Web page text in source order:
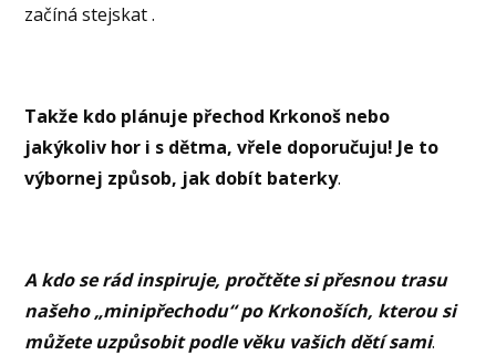
začíná stejskat .
Takže kdo plánuje přechod Krkonoš nebo
jakýkoliv hor i s dětma, vřele doporučuju! Je to
výbornej způsob, jak dobít baterky.
A kdo se rád inspiruje, pročtěte si přesnou trasu
našeho „minipřechodu“ po Krkonoších, kterou si
můžete uzpůsobit podle věku vašich dětí sami.